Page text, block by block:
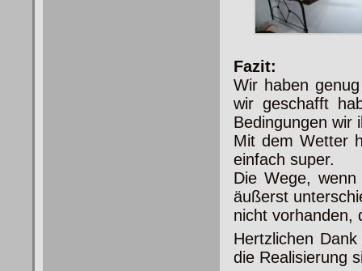
Fazit:
Wir haben
wir geschafft
Bedingungen wir
Mit dem Wetter
einfach super.
Die Wege,
äußerst
nicht vorhanden,
Hertzlichen
die Realisierung